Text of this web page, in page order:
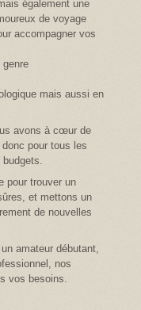
également une
de voyage
accompagner vos
mais aussi en
avons à cœur de
pour tous les
pour trouver un
et mettons un
de nouvelles
amateur débutant,
nos
vos besoins.